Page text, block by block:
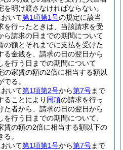
明け渡さなければならない。
いて第1項第1号の規定に該当
を行ったときは、当該請求を受
ら請求の日までの期間について
の額とそれまでに支払を受けた
る金銭を、請求の日の翌日から
を行う日までの期間について
の家賃の額の2倍に相当する額以
る。
いて第1項第2号から第7号まで
ることにより 同項の請求を行っ
た者から、請求の日の翌日から
行う日までの期間について、
賃の額の2倍に相当する額以下の
。
いて第1項第1号から第7号まで